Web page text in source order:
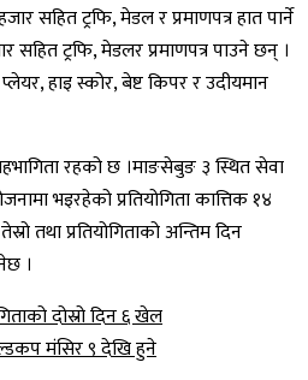
सहितट्रफि,मेडलरप्रमाणपत्रहातपार्ने
सहितट्रफि,मेडलरप्रमाणपत्रपाउनेछन् ।
प्लेयर,हाइस्कोर,बेष्टकिपररउदीयमान
रहकोछ ।माङसेबुङ३स्थितसेवा
भइरहेकोप्रतियोगिताकात्तिक१४
तेस्रोतथाप्रतियोगिताकोअन्तिमदिन
।
दोस्रो दिन ६ खेल
मंसिर ९ देखि हुने